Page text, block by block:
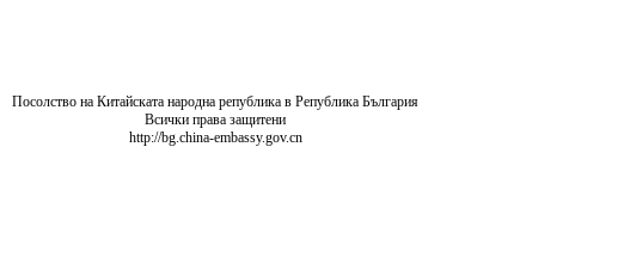
Посолство на Китайската народна република в Република България
Всички права защитени
http://bg.china-embassy.gov.cn